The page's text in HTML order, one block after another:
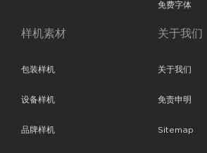
免费字体
样机素材
包装样机
设备样机
品牌样机
关于我们
关于我们
免责申明
Sitemap